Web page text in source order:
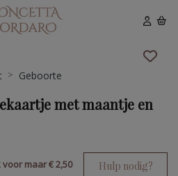
Geboorte
met maantje en
voor maar€ 2,50 Hulp nodig?